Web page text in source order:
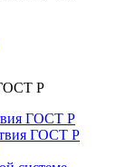
Р
ГОСТ Р
ГОСТ Р